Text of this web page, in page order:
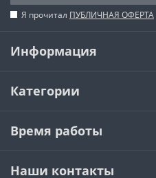
Я прочитал ПУБЛИЧНАЯ ОФЕРТА
Информация
Категории
Время работы
Наши контакты